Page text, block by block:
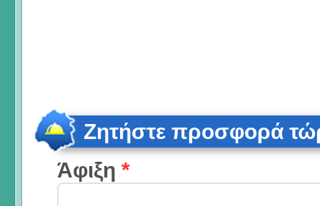
Ζητήστε προσφορά
Άφιξη *